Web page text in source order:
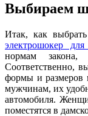
Выбираем
Итак, как
электрошокер
нормам закона,
Соответственно,
формы и размеров
мужчинам, их
автомобиля.
поместятся в